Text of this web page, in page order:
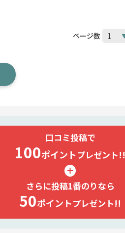
ページ数
口コミ投稿で
100ポイントプレゼント!!
さらに投稿1番のりなら
50ポイントプレゼント!!